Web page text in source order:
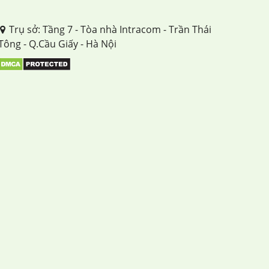
TUẦN 34
TUẦN 35
Trụ sở: Tầng 7 - Tòa nhà Intracom - Trần Thái
- Q.Cầu Giấy - Hà Nội